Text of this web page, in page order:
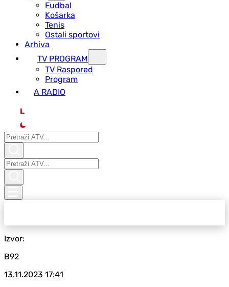
Fudbal
Košarka
Tenis
Ostali sportovi
Arhiva
TV PROGRAM
ТV Raspored
Program
A RADIO
L
Izvor:
B92
13.11.2023 17:41